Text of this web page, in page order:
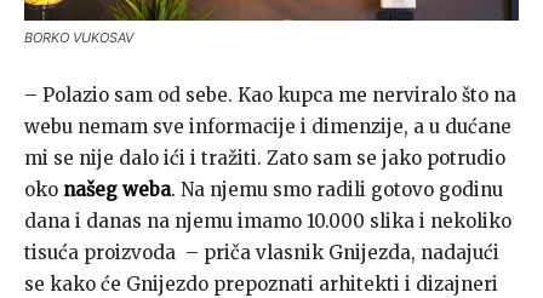
BORKO VUKOSAV
– Polazio sam od sebe. Kao kupca me nerviralo što na
webu nemam sve informacije i dimenzije, a u dućane
mi se nije dalo ići i tražiti. Zato sam se jako potrudio
oko našeg weba. Na njemu smo radili gotovo godinu
dana i danas na njemu imamo 10.000 slika i nekoliko
tisuća proizvoda – priča vlasnik Gnijezda, nadajući
se kako će Gnijezdo prepoznati arhitekti i dizajneri